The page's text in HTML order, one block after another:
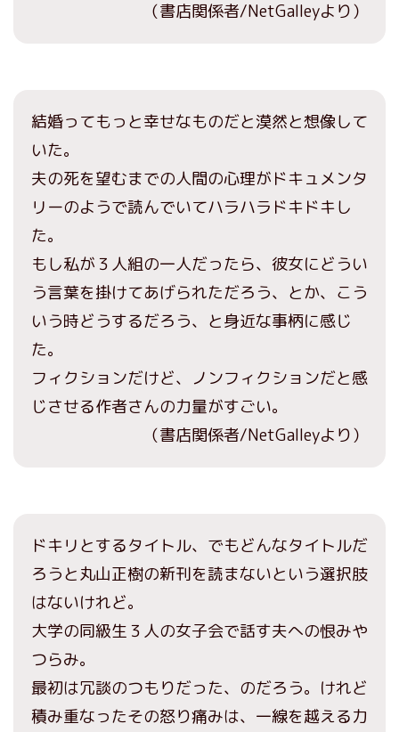
（書店関係者/NetGalleyより）
結婚ってもっと幸せなものだと漠然と想像して
いた。
夫の死を望むまでの人間の心理がドキュメンタ
リーのようで読んでいてハラハラドキドキし
た。
もし私が３人組の一人だったら、彼女にどうい
う言葉を掛けてあげられただろう、とか、こう
いう時どうするだろう、と身近な事柄に感じ
た。
フィクションだけど、ノンフィクションだと感
じさせる作者さんの力量がすごい。
（書店関係者/NetGalleyより）
ドキリとするタイトル、でもどんなタイトルだ
ろうと丸山正樹の新刊を読まないという選択肢
はないけれど。
大学の同級生３人の女子会で話す夫への恨みや
つらみ。
最初は冗談のつもりだった、のだろう。けれど
積み重なったその怒り痛みは、一線を越える力